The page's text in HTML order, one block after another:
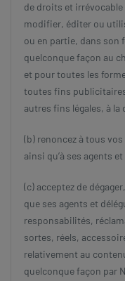
de droits et
modifier, éditer ou
ou en partie, dans son
quelconque façon au
et pour toutes les
toutes fins
autres fins légales, à
(b) renoncez à tous
ainsi qu’à ses agents
(c) acceptez de
que ses agents et
responsabilités,
sortes, réels,
relativement au
quelconque façon par